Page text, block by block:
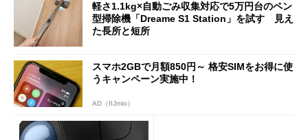
軽さ1.1kg×自動ごみ収集対応で5万円台のペン
型掃除機「Dreame S1 Station」を試す 見え
た長所と短所
スマホ2GBで月額850円～ 格安SIMをお得に使
うキャンペーン実施中！
AD（IIJmio）